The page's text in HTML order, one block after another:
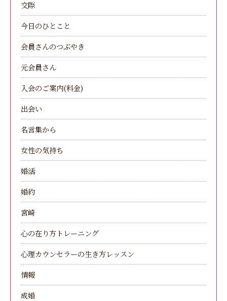
交際
今日のひとこと
会員さんのつぶやき
元会員さん
入会のご案内(料金)
出会い
名言集から
女性の気持ち
婚活
婚約
宮崎
心の在り方トレーニング
心理カウンセラーの生き方レッスン
情報
成婚